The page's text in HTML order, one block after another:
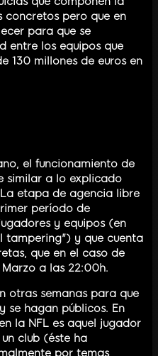
concretos pero que en
para que se
entre los equipos que
130 millones de euros en
el funcionamiento de
similar a lo explicado
etapa de agencia libre
período de
y equipos (en
tampering") y que cuenta
que en el caso de
a las 22:00h.
otras semanas para que
se hagan públicos. En
la NFL es aquel jugador
club (éste ha
por temas